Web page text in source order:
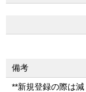
備考
**新規登録の際は